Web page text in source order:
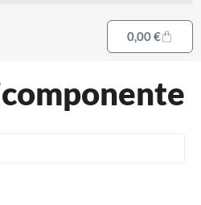
0,00€